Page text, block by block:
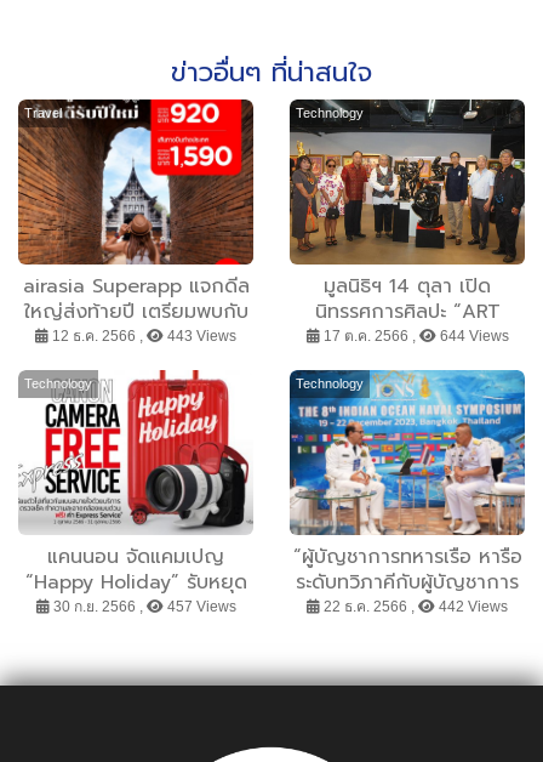
ข่าวอื่นๆ ที่น่าสนใจ
Travel
airasia Superapp แจกดีล
ใหญ่ส่งท้ายปี เตรียมพบกับ
ปรากฎการณ์ลดครั้งใหญ่!
ลดสนั่นทั้งแอป สูงสุด
50%* พร้อมรับส่วนลดอีก
ต่อจากบัตร VISA กับสาย
การบินหลากหลายโรงแรม
และตั๋วเครื่องบิน+ที่พัก
ระหว่าง 10-17 ธันวาคม
2566
12 ธ.ค. 2566 , 443 Views
Technology
มูลนิธิฯ 14 ตุลา เปิด
นิทรรศการศิลปะ “ART
LOVER” โชว์ผลงานศิลปิน
ชั้นครู“เขียน ยิ้มศิริ-จักรพันธุ์
โปษยกฤต”
17 ต.ค. 2566 , 644 Views
Technology
แคนนอน จัดแคมเปญ
“Happy Holiday” รับหยุด
ยาว ฟรี! บริการตรวจเช็คและ
ออกทริปปลายปี
30 ก.ย. 2566 , 457 Views
Technology
“ผู้บัญชาการทหารเรือ หารือ
ระดับทวิภาคีกับผู้บัญชาการ
ทหารเรือประเทศสมาชิก
22 ธ.ค. 2566 , 442 Views